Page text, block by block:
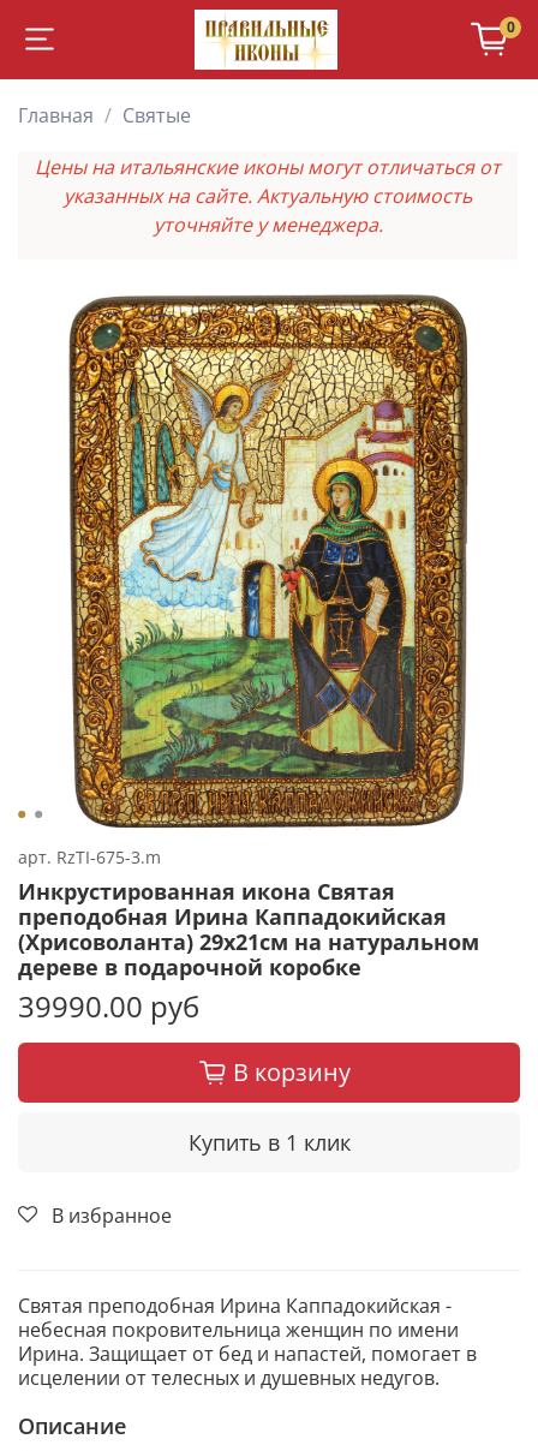
0
Главная
Святые
Цены на итальянские иконы могут отличаться от
указанных на сайте. Актуальную стоимость
уточняйте у менеджера.
арт. RzTI-675-3.m
Инкрустированная икона Святая
преподобная Ирина Каппадокийская
(Хрисоволанта) 29х21см на натуральном
дереве в подарочной коробке
39990.00 руб
В корзину
Купить в 1 клик
В избранное
Святая преподобная Ирина Каппадокийская -
небесная покровительница женщин по имени
Ирина. Защищает от бед и напастей, помогает в
исцелении от телесных и душевных недугов.
Описание